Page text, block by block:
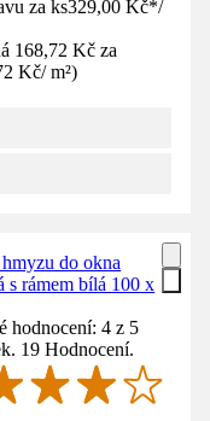
za ks329,00 Kč*/
168,72 Kč za
Kč/ m²)
do okna
s rámem bílá 100 x
hodnocení: 4 z 5
19 Hodnocení.